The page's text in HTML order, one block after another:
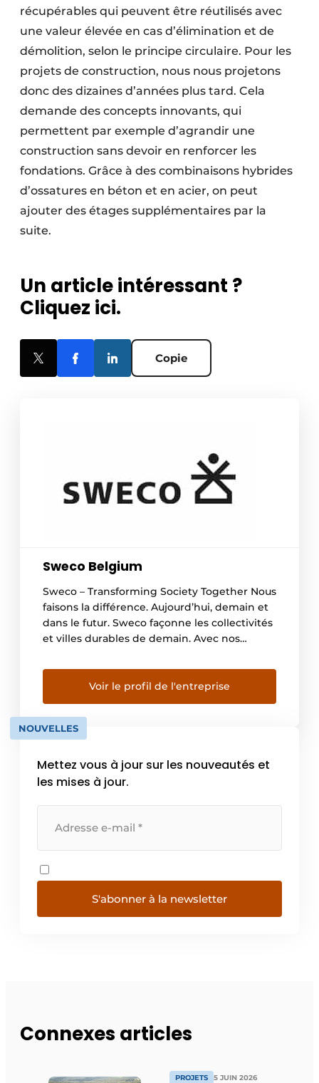
récupérables qui peuvent être réutilisés avec
une valeur élevée en cas d’élimination et de
démolition, selon le principe circulaire. Pour les
projets de construction, nous nous projetons
donc des dizaines d’années plus tard. Cela
demande des concepts innovants, qui
permettent par exemple d’agrandir une
construction sans devoir en renforcer les
fondations. Grâce à des combinaisons hybrides
d’ossatures en béton et en acier, on peut
ajouter des étages supplémentaires par la
suite.
Un article intéressant ?
Cliquez ici.
Copie
Sweco Belgium
Sweco – Transforming Society Together Nous
faisons la différence. Aujourd’hui, demain et
dans le futur. Sweco façonne les collectivités
et villes durables de demain. Avec nos
ingénieurs, projeteurs et autres spécialistes,
nous cocréons des solutions pour faire face à
l’urbanisation, exploiter le pouvoir de la
numérisation et […]
Voir le profil de l'entreprise
NOUVELLES
Mettez vous à jour sur les nouveautés et
les mises à jour.
S'abonner à la newsletter
Connexes articles
PROJETS 5 JUIN 2026